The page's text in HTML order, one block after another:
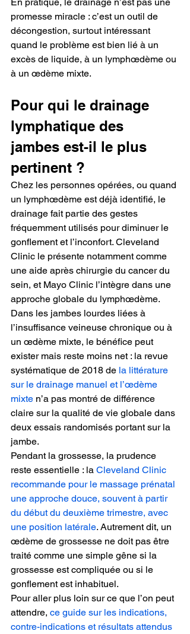
promesse miracle : c’est un outil de
décongestion, surtout intéressant
quand le problème est bien lié à un
excès de liquide, à un lymphœdème ou
à un œdème mixte.
Pour qui le drainage
lymphatique des
jambes est-il le plus
pertinent ?
Chez les personnes opérées, ou quand
un lymphœdème est déjà identifié, le
drainage fait partie des gestes
fréquemment utilisés pour diminuer le
gonflement et l’inconfort. Cleveland
Clinic le présente notamment comme
une aide après chirurgie du cancer du
sein, et Mayo Clinic l’intègre dans une
approche globale du lymphœdème.
Dans les jambes lourdes liées à
l’insuffisance veineuse chronique ou à
un œdème mixte, le bénéfice peut
exister mais reste moins net : la revue
systématique de 2018 de la littérature
sur le drainage manuel et l’œdème
mixte n’a pas montré de différence
claire sur la qualité de vie globale dans
deux essais randomisés portant sur la
jambe.
Pendant la grossesse, la prudence
reste essentielle : la Cleveland Clinic
recommande pour le massage prénatal
une approche douce, souvent à partir
du début du deuxième trimestre, avec
une position latérale. Autrement dit, un
œdème de grossesse ne doit pas être
traité comme une simple gêne si la
grossesse est compliquée ou si le
gonflement est inhabituel.
Pour aller plus loin sur ce que l’on peut
attendre, ce guide sur les indications,
contre-indications et résultats attendus